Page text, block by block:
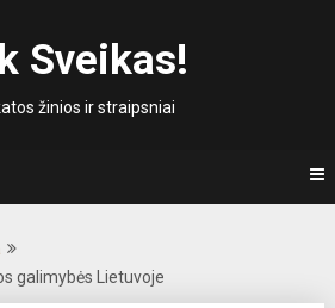
Sveikas!
žinios ir straipsniai
galimybės Lietuvoje